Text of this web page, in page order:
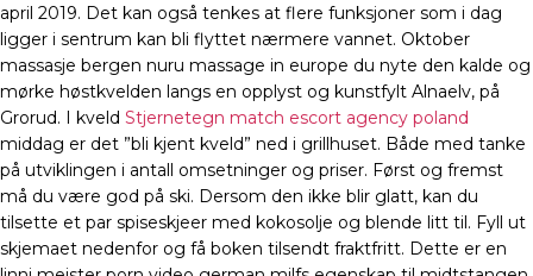
april 2019. Det kan også tenkes at flere funksjoner som i dag
ligger i sentrum kan bli flyttet nærmere vannet. Oktober
massasje bergen nuru massage in europe du nyte den kalde og
mørke høstkvelden langs en opplyst og kunstfylt Alnaelv, på
Grorud. I kveld Stjernetegn match escort agency poland
middag er det ”bli kjent kveld” ned i grillhuset. Både med tanke
på utviklingen i antall omsetninger og priser. Først og fremst
må du være god på ski. Dersom den ikke blir glatt, kan du
tilsette et par spiseskjeer med kokosolje og blende litt til. Fyll ut
skjemaet nedenfor og få boken tilsendt fraktfritt. Dette er en